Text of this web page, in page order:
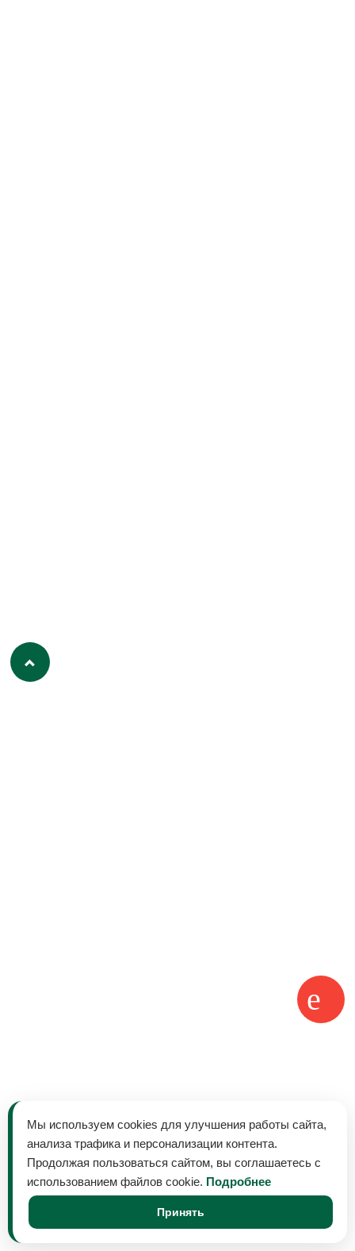
Мы используем cookies для улучшения работы сайта,
анализа трафика и персонализации контента.
Продолжая пользоваться сайтом, вы соглашаетесь с
использованием файлов cookie. Подробнее
Принять